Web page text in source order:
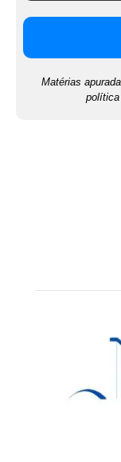
Matérias
política